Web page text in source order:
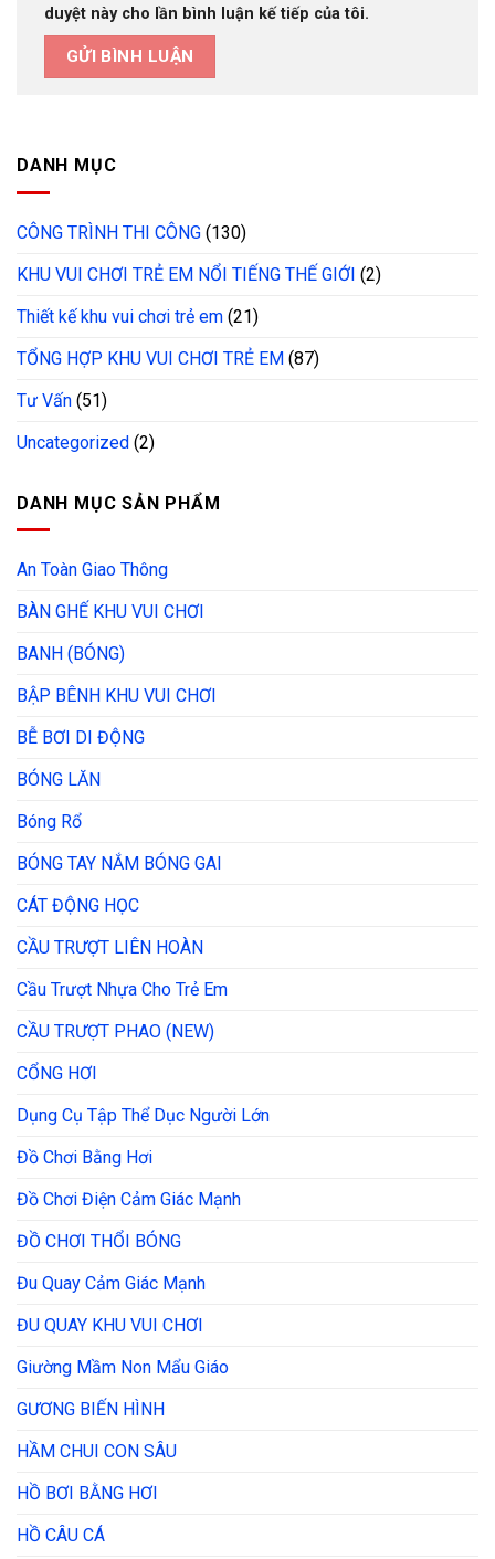
duyệt này cho lần bình luận kế tiếp của tôi.
DANH MỤC
CÔNG TRÌNH THI CÔNG (130)
KHU VUI CHƠI TRẺ EM NỔI TIẾNG THẾ GIỚI (2)
Thiết kế khu vui chơi trẻ em (21)
TỔNG HỢP KHU VUI CHƠI TRẺ EM (87)
Tư Vấn (51)
Uncategorized (2)
DANH MỤC SẢN PHẨM
An Toàn Giao Thông
BÀN GHẾ KHU VUI CHƠI
BANH (BÓNG)
BẬP BÊNH KHU VUI CHƠI
BỄ BƠI DI ĐỘNG
BÓNG LĂN
Bóng Rổ
BÓNG TAY NẮM BÓNG GAI
CÁT ĐỘNG HỌC
CẦU TRƯỢT LIÊN HOÀN
Cầu Trượt Nhựa Cho Trẻ Em
CẦU TRƯỢT PHAO (NEW)
CỔNG HƠI
Dụng Cụ Tập Thể Dục Người Lớn
Đồ Chơi Bằng Hơi
Đồ Chơi Điện Cảm Giác Mạnh
ĐỒ CHƠI THỔI BÓNG
Đu Quay Cảm Giác Mạnh
ĐU QUAY KHU VUI CHƠI
Giường Mầm Non Mẩu Giáo
GƯƠNG BIẾN HÌNH
HẦM CHUI CON SÂU
HỒ BƠI BẰNG HƠI
HỒ CÂU CÁ